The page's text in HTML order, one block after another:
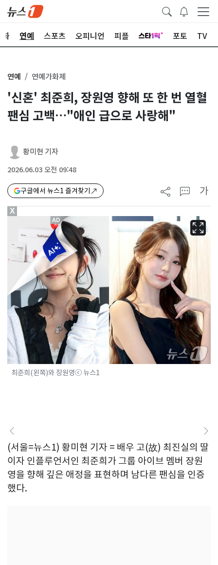
화 연예 스포츠 오피니언 피플 포토 TV
연예 연예가화제
'신혼' 최준희, 장원영 향해 또 한 번 열혈
팬심 고백…"애인 급으로 사랑해"
황미현 기자
2026.06.03 오전 09:48
구글에서 뉴스1 즐겨찾기 가
최준희(왼쪽)와 장원영ⓒ 뉴스1
(서울=뉴스1) 황미현 기자 = 배우 고(故) 최진실의 딸
이자 인플루언서인 최준희가 그룹 아이브 멤버 장원
영을 향해 깊은 애정을 표현하며 남다른 팬심을 인증
했다.
X